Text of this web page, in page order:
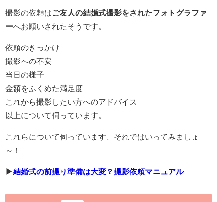
撮影の依頼はご友人の結婚式撮影をされたフォトグラファ
ーへお願いされたそうです。
依頼のきっかけ
撮影への不安
当日の様子
金額をふくめた満足度
これから撮影したい方へのアドバイス
以上について伺っています。
これらについて伺っています。それではいってみましょ
～！
▶結婚式の前撮り準備は大変？撮影依頼マニュアル